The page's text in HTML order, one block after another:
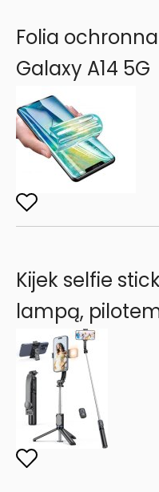
Folia
Galaxy A14 5G
Kijek selfie
lampą,